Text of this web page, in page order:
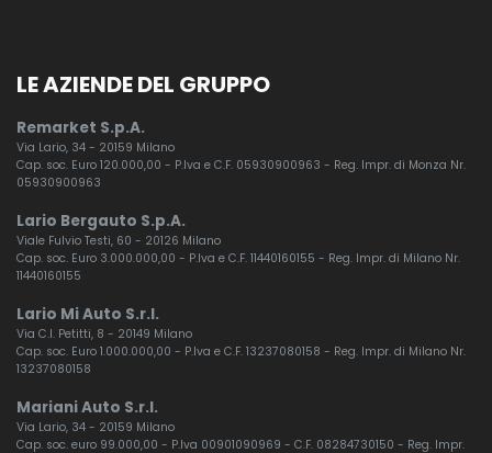
LE AZIENDE DEL GRUPPO
Remarket S.p.A.
Via Lario, 34 - 20159 Milano
Cap. soc. Euro 120.000,00 - P.Iva e C.F. 05930900963 - Reg. Impr. di Monza Nr.
05930900963
Lario Bergauto S.p.A.
Viale Fulvio Testi, 60 - 20126 Milano
Cap. soc. Euro 3.000.000,00 - P.Iva e C.F. 11440160155 - Reg. Impr. di Milano Nr.
11440160155
Lario Mi Auto S.r.l.
Via C.I. Petitti, 8 - 20149 Milano
Cap. soc. Euro 1.000.000,00 - P.Iva e C.F. 13237080158 - Reg. Impr. di Milano Nr.
13237080158
Mariani Auto S.r.l.
Via Lario, 34 - 20159 Milano
Cap. soc. euro 99.000,00 - P.Iva 00901090969 - C.F. 08284730150 - Reg. Impr.